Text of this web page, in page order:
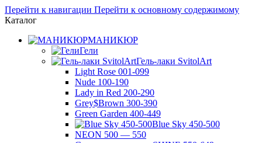
Перейти к навигации Перейти к основному содержимому
Каталог
МАНИКЮР
Гели
Гель-лаки SvitolArt
Light Rose 001-099
Nude 100-190
Lady in Red 200-290
Grey$Brown 300-390
Green Garden 400-449
Blue Sky 450-500
NEON 500 — 550